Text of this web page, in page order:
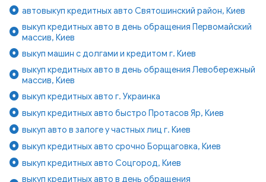
автовыкуп кредитных авто Святошинский район, Киев
выкуп кредитных авто в день обращения Первомайский
массив, Киев
выкуп машин с долгами и кредитом г. Киев
выкуп кредитных авто в день обращения Левобережный
массив, Киев
выкуп кредитных авто г. Украинка
выкуп кредитных авто быстро Протасов Яр, Киев
выкуп авто в залоге у частных лиц г. Киев
выкуп кредитных авто срочно Борщаговка, Киев
выкуп кредитных авто Соцгород, Киев
выкуп кредитных авто в день обращения